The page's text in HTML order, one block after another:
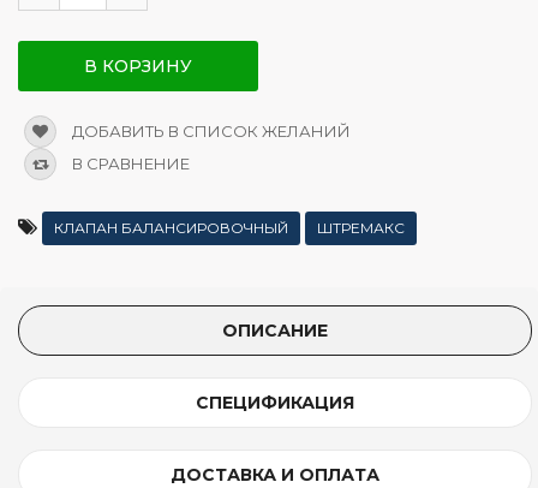
В КОРЗИНУ
ДОБАВИТЬ В СПИСОК ЖЕЛАНИЙ
В СРАВНЕНИЕ
КЛАПАН БАЛАНСИРОВОЧНЫЙ ШТРЕМАКС
ОПИСАНИЕ
СПЕЦИФИКАЦИЯ
ДОСТАВКА И ОПЛАТА